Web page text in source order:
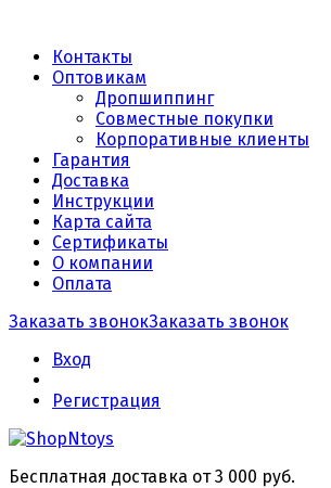
Контакты
Оптовикам
Дропшиппинг
Совместные покупки
Корпоративные клиенты
Гарантия
Доставка
Инструкции
Карта сайта
Сертификаты
О компании
Оплата
Заказать звонокЗаказать звонок
Вход
Регистрация
Бесплатная доставка от 3 000 руб.